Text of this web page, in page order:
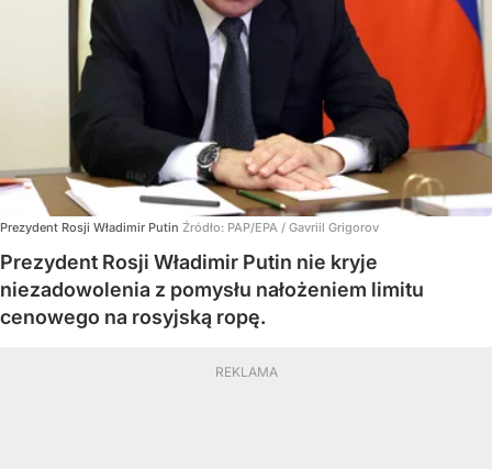
Prezydent Rosji Władimir Putin Źródło: PAP/EPA / Gavriil Grigorov
Prezydent Rosji Władimir Putin nie kryje
niezadowolenia z pomysłu nałożeniem limitu
cenowego na rosyjską ropę.